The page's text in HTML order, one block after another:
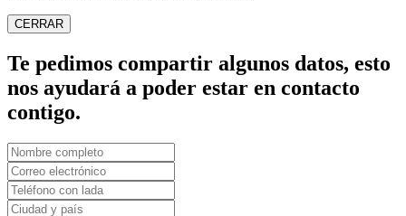
CERRAR
Te pedimos compartir algunos datos, esto
nos ayudará a poder estar en contacto
contigo.